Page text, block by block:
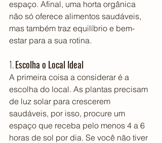
espaço. Afinal, uma horta orgânica
não só oferece alimentos saudáveis,
mas também traz equilíbrio e bem-
estar para a sua rotina.
1. Escolha o Local Ideal
A primeira coisa a considerar é a
escolha do local. As plantas precisam
de luz solar para crescerem
saudáveis, por isso, procure um
espaço que receba pelo menos 4 a 6
horas de sol por dia. Se você não tiver